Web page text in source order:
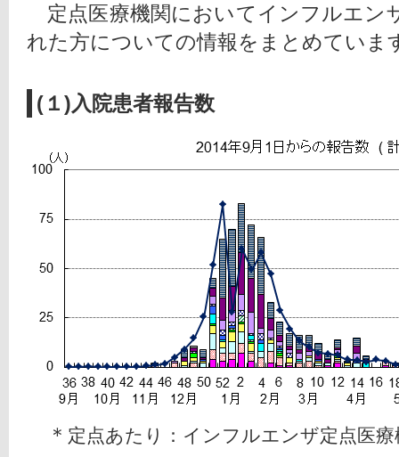
定点医療機関においてインフルエン
れた方についての情報をまとめていま
(１)入院患者報告数
＊ 定点あたり：インフルエンザ定点医